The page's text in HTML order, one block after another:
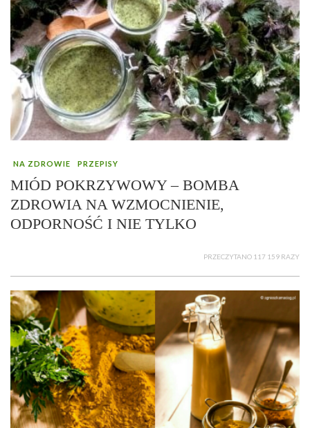
NA ZDROWIE PRZEPISY
MIÓD POKRZYWOWY – BOMBA
ZDROWIA NA WZMOCNIENIE,
ODPORNOŚĆ I NIE TYLKO
PRZECZYTANO 117 159 RAZY